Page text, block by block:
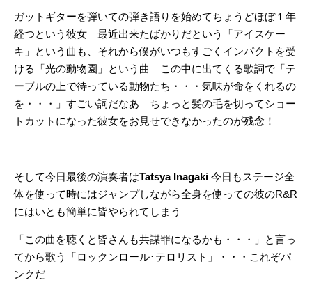
ガットギターを弾いての弾き語りを始めてちょうどほぼ１年
経つという彼女 最近出来たばかりだという「アイスケー
キ」という曲も、それから僕がいつもすごくインパクトを受
ける「光の動物園」という曲 この中に出てくる歌詞で「テ
ーブルの上で待っている動物たち・・・気味が命をくれるの
を・・・」すごい詞だなあ ちょっと髪の毛を切ってショー
トカットになった彼女をお見せできなかったのが残念！
そして今日最後の演奏者はTatsya Inagaki 今日もステージ全
体を使って時にはジャンプしながら全身を使っての彼のR&R
にはいとも簡単に皆やられてしまう
「この曲を聴くと皆さんも共謀罪になるかも・・・」と言っ
てから歌う「ロックンロール･テロリスト」・・・これぞパ
ンクだ